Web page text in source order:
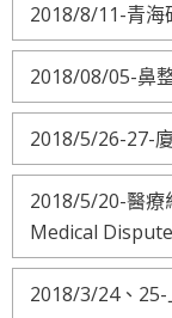
2018/8/11-青海
2018/08/05-鼻
2018/5/26-27-
2018/5/20-醫療
Medical
2018/3/24、25-